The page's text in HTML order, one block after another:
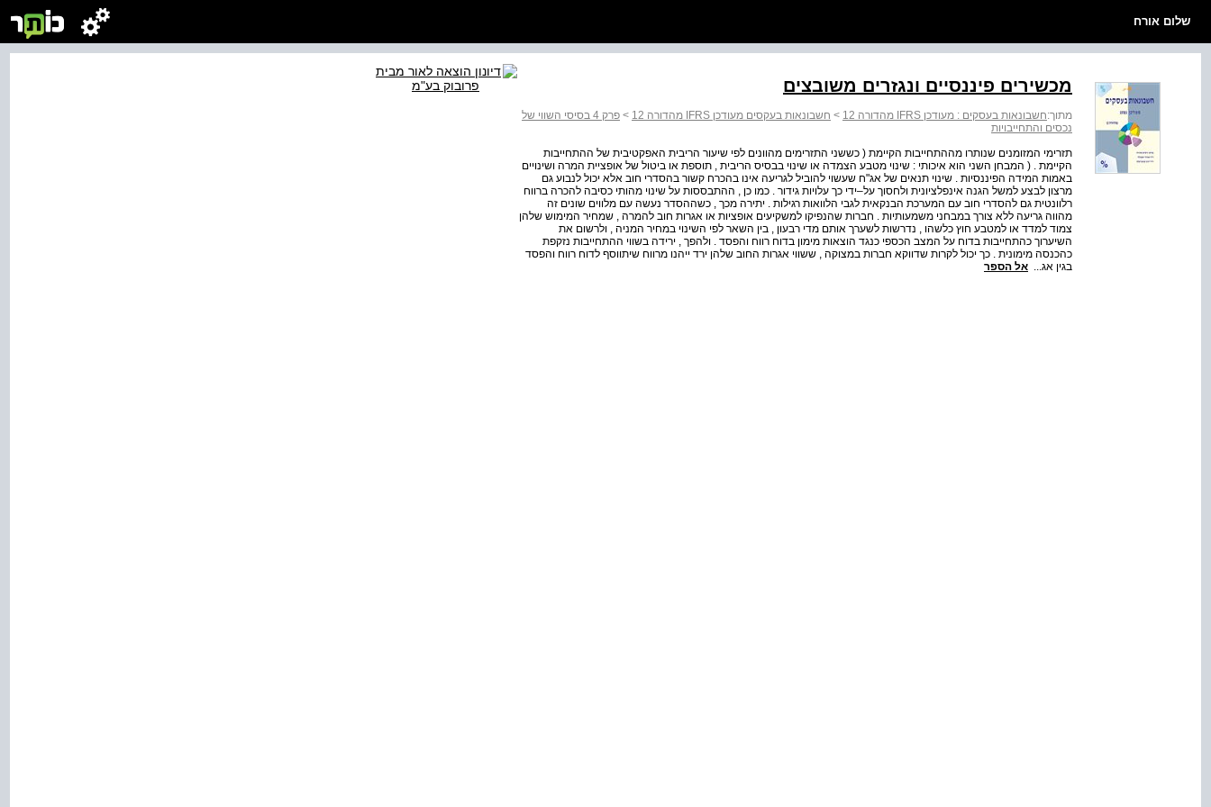
שלום אורח
מכשירים פיננסיים ונגזרים משובצים
מתוך:חשבונאות בעסקים : מעודכן IFRS מהדורה 12 > חשבונאות בעקסים מעודכן IFRS מהדורה 12 >
פרק 4 בסיסי השווי של
נכסים והתחייבויות
תזרימי המזומנים שנותרו מההתחייבות הקיימת ( כששני התזרימים מהוונים לפי שיעור הריבית האפקטיבית של ההתחייבות
הקיימת . ( המבחן השני הוא איכותי : שינוי מטבע הצמדה או שינוי בבסיס הריבית , תוספת או ביטול של אופציית המרה ושינויים
באמות המידה הפיננסיות . שינוי תנאים של אג"ח שעשוי להוביל לגריעה אינו בהכרח קשור בהסדרי חוב אלא יכול לנבוע גם
מרצון לבצע למשל הגנה אינפלציונית ולחסוך על–ידי כך עלויות גידור . כמו כן , ההתבססות על שינוי מהותי כסיבה להכרה ברווח
רלוונטית גם להסדרי חוב עם המערכת הבנקאית לגבי הלוואות רגילות . יתירה מכך , כשההסדר נעשה עם מלווים שונים זה
מהווה גריעה ללא צורך במבחני משמעותיות . חברות שהנפיקו למשקיעים אופציות או אגרות חוב להמרה , שמחיר המימוש שלהן
צמוד למדד או למטבע חוץ כלשהו , נדרשות לשערך אותם מדי רבעון , בין השאר לפי השינוי במחיר המניה , ולרשום את
השיערוך כהתחייבות בדוח על המצב הכספי כנגד הוצאות מימון בדוח רווח והפסד . ולהפך , ירידה בשווי ההתחייבות נזקפת
כהכנסה מימונית . כך יכול לקרות שדווקא חברות במצוקה , ששווי אגרות החוב שלהן ירד ייהנו מרווח שיתווסף לדוח רווח והפסד
בגין אג... אל הספר